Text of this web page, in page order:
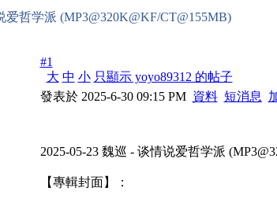
爱哲学派 (MP3@320K@KF/CT@155MB)
#1
大 中 小 只顯示 yoyo89312 的帖子
發表於 2025-6-30 09:15 PM 資料 短消息
2025-05-23 魏巡 - 谈情说爱哲学派
【專輯封面】：